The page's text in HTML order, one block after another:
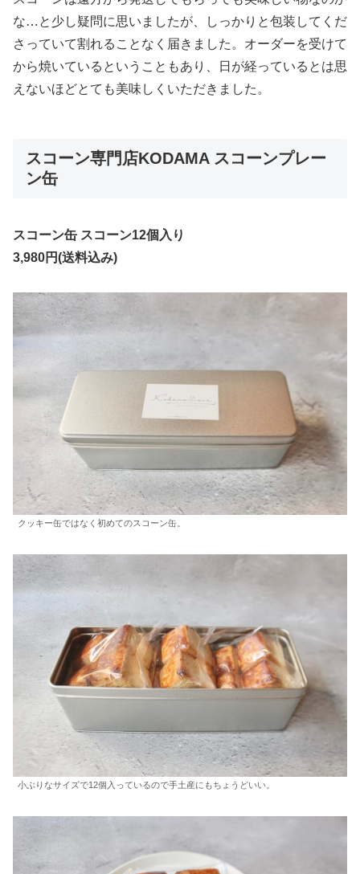
な…と少し疑問に思いましたが、しっかりと包装してくだ
さっていて割れることなく届きました。オーダーを受けて
から焼いているということもあり、日が経っているとは思
えないほどとても美味しくいただきました。
スコーン専門店KODAMA スコーンプレー
ン缶
スコーン缶 スコーン12個入り
3,980円(送料込み)
クッキー缶ではなく初めてのスコーン缶。
小ぶりなサイズで12個入っているので手土産にもちょうどいい。